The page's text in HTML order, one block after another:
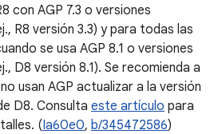
con AGP 7.3 o versiones
R8 versión 3.3) y para todas las
se usa AGP 8.1 o versiones
D8 versión 8.1). Se recomienda a
usan AGP actualizar a la versión
D8. Consulta este artículo para
(Ia60e0, b/345472586)